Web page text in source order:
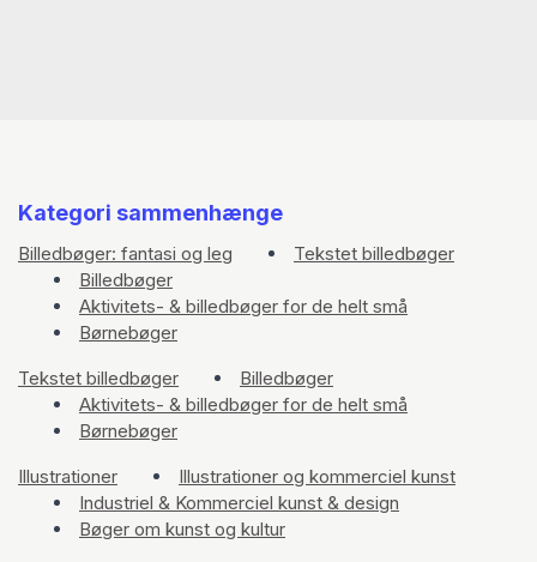
Kategori sammenhænge
Billedbøger: fantasi og leg
Tekstet billedbøger
Billedbøger
Aktivitets- & billedbøger for de helt små
Børnebøger
Tekstet billedbøger
Billedbøger
Aktivitets- & billedbøger for de helt små
Børnebøger
Illustrationer
Illustrationer og kommerciel kunst
Industriel & Kommerciel kunst & design
Bøger om kunst og kultur